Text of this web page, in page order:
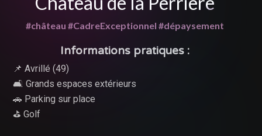
#château #CadreExceptionnel #dépaysement
Informations pratiques :
📌 Avrillé (49)
🛋 Grands espaces extérieurs
🚗 Parking sur place
⛳ Golf